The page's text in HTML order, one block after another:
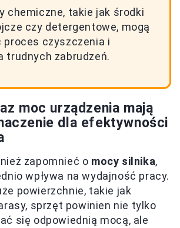
chemiczne, takie jak środki
czy detergentowe, mogą
proces czyszczenia i
trudnych zabrudzeń.
moc urządzenia mają
dla efektywności
zapomnieć o mocy silnika,
wpływa na wydajność pracy.
powierzchnie, takie jak
sprzęt powinien nie tylko
się odpowiednią mocą, ale